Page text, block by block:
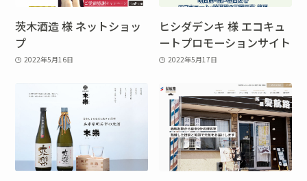
茨木酒造 様 ネットショッ
プ
2022年5月16日
ヒシダデンキ 様 エコキュ
ートプロモーションサイト
2022年5月17日